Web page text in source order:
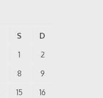
S
D
1
2
8
9
15
16